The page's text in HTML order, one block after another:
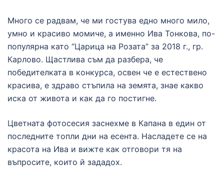
Много се радвам, че ми гостува едно много мило,
умно и красиво момиче, а именно Ива Тонкова, по-
популярна като “Царица на Розата” за 2018 г., гр.
Карлово. Щастлива съм да разбера, че
победителката в конкурса, освен че е естествено
красива, е здраво стъпила на земята, знае какво
иска от живота и как да го постигне.
Цветната фотосесия заснехме в Капана в един от
последните топли дни на есента. Насладете се на
красота на Ива и вижте как отговори тя на
въпросите, които й зададох.